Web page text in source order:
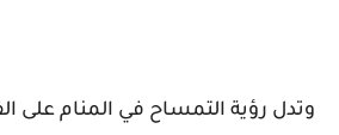
وتدل رؤية التمساح في المنام على